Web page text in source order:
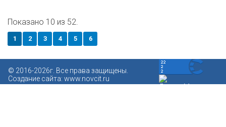
Показано 10 из 52.
1 2 3 4 5 6
© 2016-2026г. Все права защищены.
Создание сайта: www.novcit.ru